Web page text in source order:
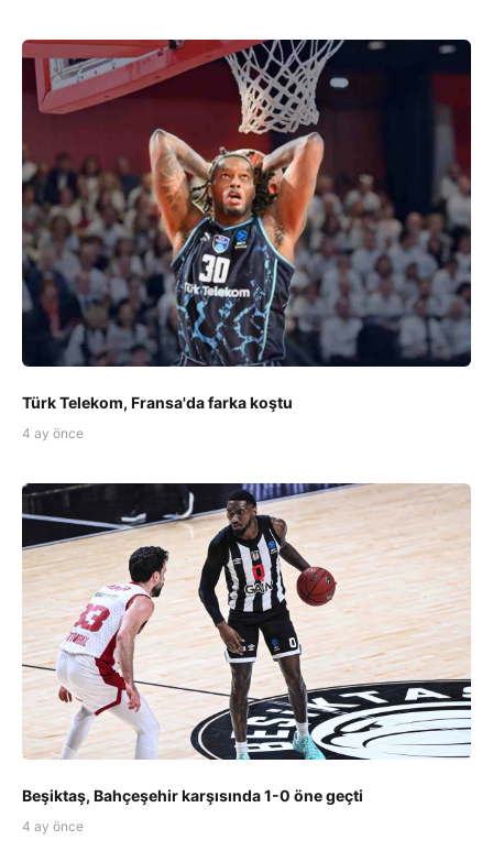
Türk Telekom, Fransa'da farka koştu
4 ay önce
Beşiktaş, Bahçeşehir karşısında 1-0 öne geçti
4 ay önce